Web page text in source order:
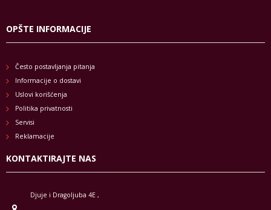
OPŠTE INFORMACIJE
Često postavljanja pitanja
Informacije o dostavi
Uslovi korišćenja
Politika privatnosti
Servisi
Reklamacije
KONTAKTIRAJTE NAS
Djuje i Dragoljuba 4E ,